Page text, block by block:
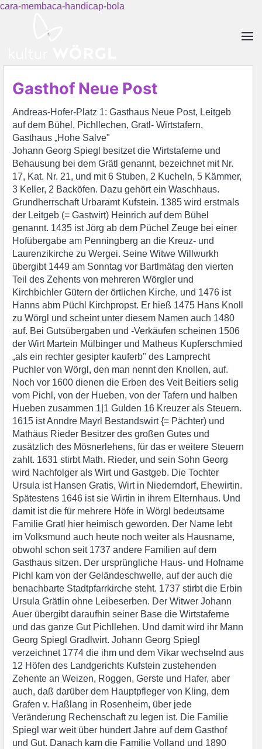
cara-membaca-handicap-bola
Gasthof Neue Post
Andreas-Hofer-Platz 1: Gasthaus Neue Post, Leitgeb
auf dem Bühel, Pichllechen, Gratl- Wirtstafern,
Gasthaus „Hohe Salve"
Johann Georg Spiegl besitzet die Wirtstaferne und
Behausung bei dem Grätl genannt, bezeichnet mit Nr.
17, Kat. Nr. 21, und mit 6 Stuben, 2 Kucheln, 5 Kämmer,
3 Keller, 2 Backöfen. Dazu gehört ein Waschhaus.
Grundherrschaft Urbaramt Kufstein. 1385 wird erstmals
der Leitgeb (= Gastwirt) Heinrich auf dem Bühel
genannt. 1435 ist Jörg ab dem Püchel Zeuge bei einer
Hofübergabe am Penningberg an die Kreuz- und
Laurenzikirche zu Wergei. Seine Witwe Willwurkh
übergibt 1449 am Sonntag vor Bartlmätag den vierten
Teil des Zehents von mehreren Wörgler und
Kirchbichler Gütern der örtlichen Kirche, und 1476 ist
Hanns abm Püchl Kirchpropst. Er hieß 1475 Hans Knoll
zu Wörgl und scheint unter diesem Namen auch 1480
auf. Bei Gutsübergaben und -Verkäufen scheinen 1506
der Wirt Martein Mülbinger und Matheus Kupferschmied
„als ein rechter gesipter kauferb" des Lamprecht
Puchler von Wörgl, den man nennt den Knollen, auf.
Noch vor 1600 dienen die Erben des Veit Beitiers selig
vom Pichl, von der Hueben, von der Tafern und halben
Hueben zusammen 1|1 Gulden 16 Kreuzer als Steuern.
1615 ist Anndre Mayrl Bestandswirt {= Pächter) und
Mathäus Rieder Besitzer des großen Gutes und
zusätzlich des Mösnerlehens, für das er weitere Steuern
zahlt. 1631 stirbt Math. Rieder, und sein Sohn Georg
wird Nachfolger als Wirt und Gastgeb. Die Tochter
Ursula ist Hansen Gratis, Wirt in Niederndorf, Ehewirtin.
Spätestens 1646 ist sie Wirtin in ihrem Elternhaus. Und
damit ist die für mehrere Höfe in Wörgl bedeutsame
Familie Gratl hier heimisch geworden. Der Name lebt
im Volksmund auch heute noch weiter als Hausname,
obwohl schon seit 1737 andere Familien auf dem
Gasthaus sitzen. Der ursprüngliche Haus- und Hofname
Pichl kam von der Geländeschwelle, auf der auch die
benachbarte Stadtpfarrkirche steht. 1737 stirbt die Erbin
Ursula Grätlin ohne Leibeserben. Der Witwer Johann
Auer übergibt daraufhin seiner Base die Wirtstaferne
und das ganze Gut Pichllehen. Und damit wird ihr Mann
Georg Spiegl Gradlwirt. Johann Georg Spiegl
verzeichnet 1774 die ihm und dem Vikar wechselnd aus
12 Höfen des Landgerichts Kufstein zustehenden
Zehente an Weizen, Roggen, Gerste und Hafer, aber
auch, daß darüber dem Hauptpfleger von Kling, dem
Grafen v. Haßlang in Rosenheim, über jede
Veränderung Rechenschaft zu legen ist. Die Familie
Spiegl war weit über hundert Jahre auf dem Gasthof
und Gut. Danach kam die Familie Volland und 1890